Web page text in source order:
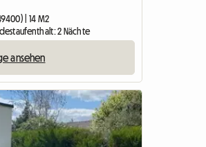
| 14 M2
2 Nächte
ansehen